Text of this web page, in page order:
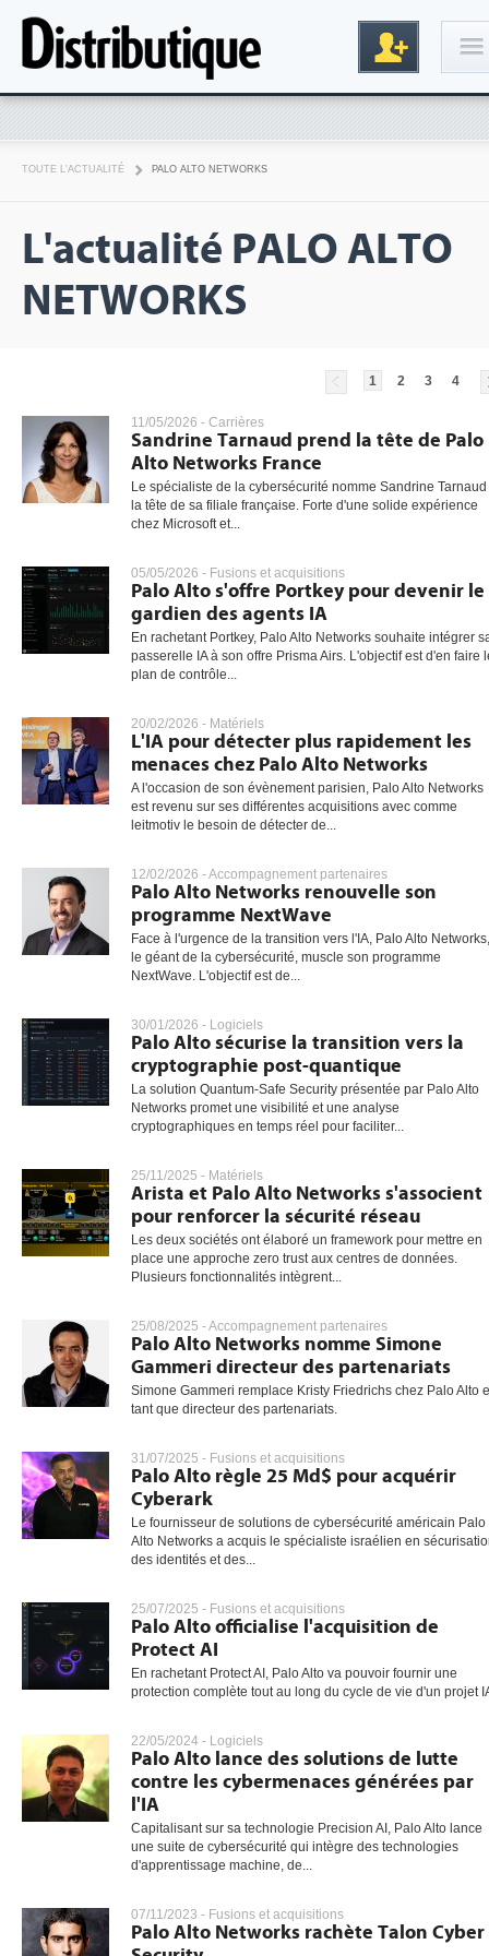
TOUTE L'ACTUALITÉ PALO ALTO NETWORKS
L'actualité PALO ALTO
NETWORKS
1 2 3 4
11/05/2026 - Carrières
Sandrine Tarnaud prend la tête de Palo
Alto Networks France
Le spécialiste de la cybersécurité nomme Sandrine Tarnaud
la tête de sa filiale française. Forte d'une solide expérience
chez Microsoft et...
05/05/2026 - Fusions et acquisitions
Palo Alto s'offre Portkey pour devenir le
gardien des agents IA
En rachetant Portkey, Palo Alto Networks souhaite intégrer
passerelle IA à son offre Prisma Airs. L'objectif est d'en faire
plan de contrôle...
20/02/2026 - Matériels
L'IA pour détecter plus rapidement les
menaces chez Palo Alto Networks
A l'occasion de son évènement parisien, Palo Alto Networks
est revenu sur ses différentes acquisitions avec comme
leitmotiv le besoin de détecter de...
12/02/2026 -Accompagnement partenaires
Palo Alto Networks renouvelle son
programme NextWave
Face à l'urgence de la transition vers l'IA, Palo Alto Networks,
le géant de la cybersécurité, muscle son programme
NextWave. L'objectif est de...
30/01/2026 - Logiciels
Palo Alto sécurise la transition vers la
cryptographie post-quantique
La solution Quantum-Safe Security présentée par Palo Alto
Networks promet une visibilité et une analyse
cryptographiques en temps réel pour faciliter...
25/11/2025 - Matériels
Arista et Palo Alto Networks s'associent
pour renforcer la sécurité réseau
Les deux sociétés ont élaboré un framework pour mettre en
place une approche zero trust aux centres de données.
Plusieurs fonctionnalités intègrent...
25/08/2025 -Accompagnement partenaires
Palo Alto Networks nomme Simone
Gammeri directeur des partenariats
Simone Gammeri remplace Kristy Friedrichs chez Palo Alto
tant que directeur des partenariats.
31/07/2025 - Fusions et acquisitions
Palo Alto règle 25 Md$ pour acquérir
Cyberark
Le fournisseur de solutions de cybersécurité américain Palo
Alto Networks a acquis le spécialiste israélien en
des identités et des...
25/07/2025 - Fusions et acquisitions
Palo Alto officialise l'acquisition de
Protect AI
En rachetant Protect AI, Palo Alto va pouvoir fournir une
protection complète tout au long du cycle de vie d'un projet
22/05/2024 - Logiciels
Palo Alto lance des solutions de lutte
contre les cybermenaces générées par
l'IA
Capitalisant sur sa technologie Precision AI, Palo Alto lance
une suite de cybersécurité qui intègre des technologies
d'apprentissage machine, de...
07/11/2023 - Fusions et acquisitions
Palo Alto Networks rachète Talon Cyber